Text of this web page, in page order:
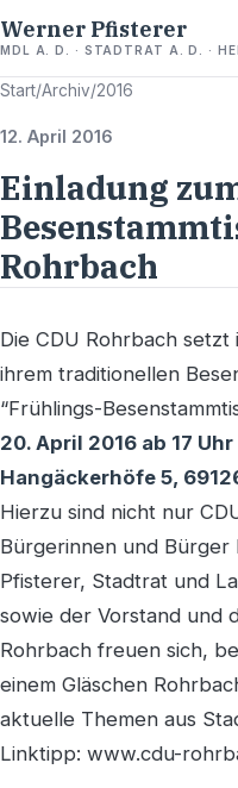
Werner Pfisterer
MDL A. D. · STADTRAT A. D. ·
Start/Archiv/2016
12. April 2016
Einladung
Rohrbach
Die CDU Rohrbach
ihrem traditionellen
“Frühlings-
20. April 2016 ab 17
Hangäckerhöfe 5,
Hierzu sind nicht nur
Bürgerinnen und Bürger
Pfisterer, Stadtrat und
sowie der Vorstand und
Rohrbach freuen sich,
einem Gläschen
aktuelle Themen aus
Linktipp: www.cdu-